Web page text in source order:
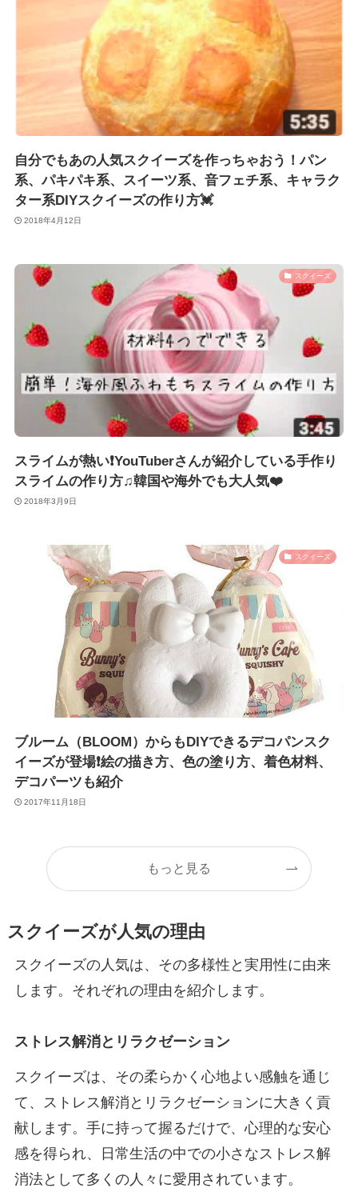
自分でもあの人気スクイーズを作っちゃおう！パン
系、パキパキ系、スイーツ系、音フェチ系、キャラク
ター系DIYスクイーズの作り方💓
2018年4月12日
スクイーズ
スライムが熱い❗️YouTuberさんが紹介している手作り
スライムの作り方♫韓国や海外でも大人気❤️
2018年3月9日
スクイーズ
ブルーム（BLOOM）からもDIYできるデコパンスク
イーズが登場❗️絵の描き方、色の塗り方、着色材料、
デコパーツも紹介
2017年11月18日
もっと見る
スクイーズが人気の理由
スクイーズの人気は、その多様性と実用性に由来
します。それぞれの理由を紹介します。
ストレス解消とリラクゼーション
スクイーズは、その柔らかく心地よい感触を通じ
て、ストレス解消とリラクゼーションに大きく貢
献します。手に持って握るだけで、心理的な安心
感を得られ、日常生活の中での小さなストレス解
消法として多くの人々に愛用されています。